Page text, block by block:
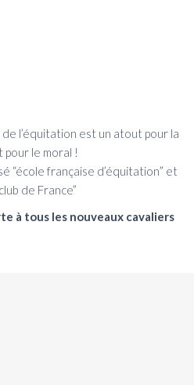
de l’équitation est un atout pour la
pour le moral !
“école française d’équitation” et
de France”
à tous les nouveaux cavaliers